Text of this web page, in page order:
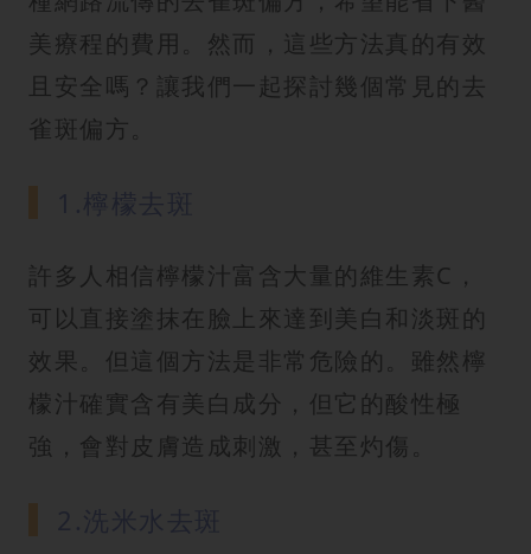
美療程的費用。然而，這些方法真的有效
且安全嗎？讓我們一起探討幾個常見的去
雀斑偏方。
許多人相信檸檬汁富含大量的維生素C，
可以直接塗抹在臉上來達到美白和淡斑的
效果。但這個方法是非常危險的。雖然檸
檬汁確實含有美白成分，但它的酸性極
強，會對皮膚造成刺激，甚至灼傷。